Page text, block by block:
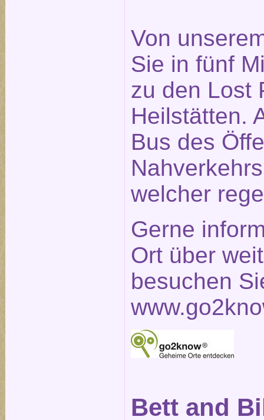
Von
Sie in fünf
zu den Lost
Heilstätten.
Bus des
welcher
Gerne
Ort über
besuchen
Bett and